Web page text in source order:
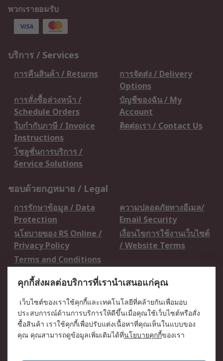
พวกเรายอมรับ
บริการ / Services
การคืนสินค้า / Returns
การจัดส่ง / Delivery
Options
การสั่งซื้อล่วงหน้า /
Schedule Orders
บัญชีของฉัน / My
Account
ใบกำกับภาษี / Invoice
Instructions
ติดต่อเรา / Contact Us
โซลูชั่นการบริการ /
Service Solutions
ชอบด้วยกฎหมาย / Legal
การรักษาข้อมูล / Data
Protection
ความปลอดภัยทางอีเมล/
Email Security
นโยบายของ RS Online /
Privacy Policy
เงื่อนไขการใช้งานเว็บไซต์
/ Website Terms
Terms and Conditions
เกี่ยวกับ RS / About RS
RS ทั่วโลก / RS
Worldwide
ข่าวประชาสัมพันธ์ / Press
Centre
บริษัทในเครือ RS /
วิธีการชำระเงิน /
คุกกี้ส่งผลต่อบริการที่เรานำเสนอแก่คุณ
เว็บไซต์ของเราใช้คุกกี้และเทคโนโลยีที่คล้ายกันเพื่อมอบ
ประสบการณ์ด้านการบริการให้ดีขึ้นเมื่อคุณใช้เว็บไซต์หรือสั่ง
ซื้อสินค้า เราใช้คุกกี้เพื่อปรับแต่งเนื้อหาที่คุณเห็นในแบบของ
คุณ คุณสามารถดูข้อมูลเพิ่มเติมได้ที่นโยบายคุกกี้ของเรา